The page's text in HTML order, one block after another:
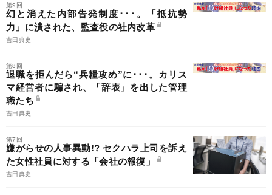
第9回
幻と消えた内部告発制度･･･。「抵抗勢
力」に潰された、監査役の社内改革
吉田典史
第8回
退職を拒んだら“兵糧攻め”に･･･。カリス
マ経営者に騙され、「辞表」を出した管理
職たち
吉田典史
第7回
嫌がらせの人事異動!? セクハラ上司を訴え
た女性社員に対する「会社の報復」
吉田典史